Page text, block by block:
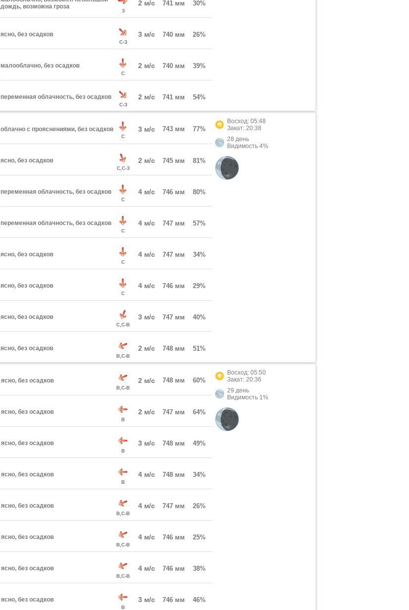
дождь, возможна гроза
З
2 м/с 741 мм 30%
ясно, без осадков
С-З
3 м/с 740 мм 26%
малооблачно, без осадков
С
2 м/с 740 мм 39%
переменная облачность, без осадков
С-З
2 м/с 741 мм 54%
облачно с прояснениями, без осадков
С
3 м/с 743 мм 77%
ясно, без осадков
С,С-З
2 м/с 745 мм 81%
переменная облачность, без осадков
С
4 м/с 746 мм 80%
переменная облачность, без осадков
С
4 м/с 747 мм 57%
ясно, без осадков
С
4 м/с 747 мм 34%
ясно, без осадков
С
4 м/с 746 мм 29%
ясно, без осадков
С,С-В
3 м/с 747 мм 40%
ясно, без осадков
В,С-В
2 м/с 748 мм 51%
Восход: 05:48
Закат: 20:38
28 день
Видимость 4%
ясно, без осадков
В,С-В
2 м/с 748 мм 60%
ясно, без осадков
В
2 м/с 747 мм 64%
ясно, без осадков
В
3 м/с 748 мм 49%
ясно, без осадков
В
4 м/с 748 мм 34%
ясно, без осадков
В,С-В
4 м/с 747 мм 26%
ясно, без осадков
В,С-В
4 м/с 746 мм 25%
ясно, без осадков
В,С-В
4 м/с 746 мм 38%
ясно, без осадков
В
3 м/с 746 мм 46%
Восход: 05:50
Закат: 20:36
29 день
Видимость 1%